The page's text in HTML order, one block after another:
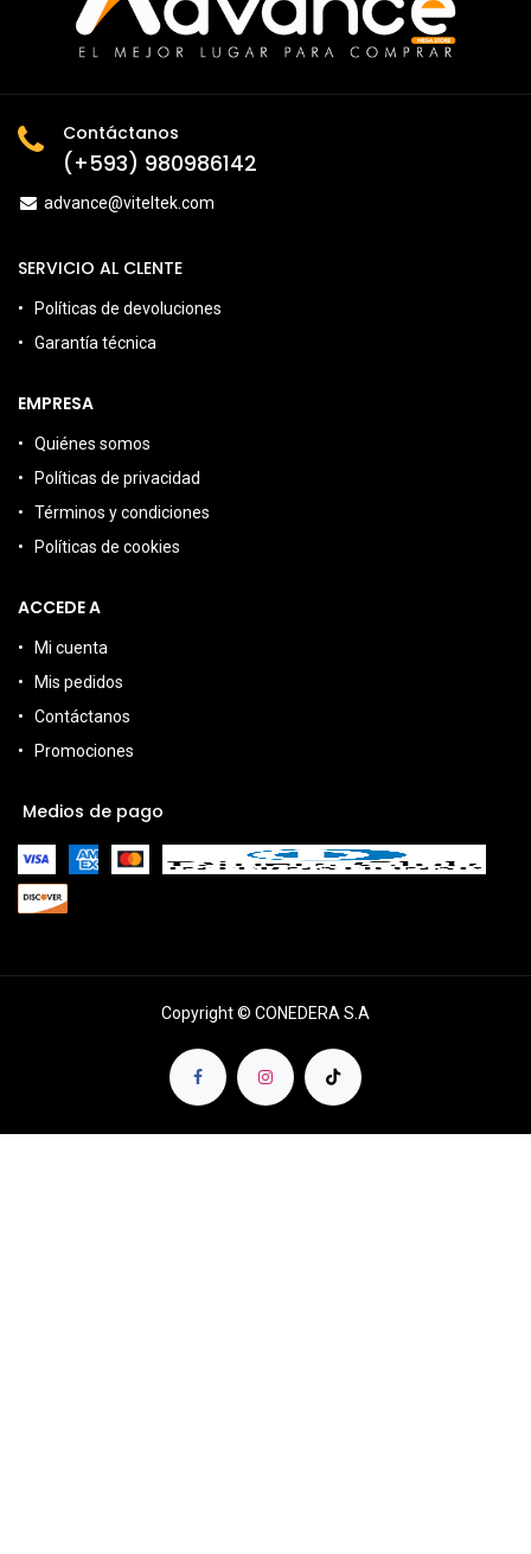
Contáctanos
(+593) 980986142
advance@viteltek.com
SERVICIO AL CLENTE
Políticas de devoluciones
Garantía técnica
EMPRESA
Quiénes somos
Políticas de privacidad
Términos y condiciones
Políticas de cookies
ACCEDE A
Mi cuenta
Mis pedidos
Contáctanos
Promociones
Medios de pago
Copyright © CONEDERA S.A